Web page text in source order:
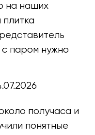
на наших
плитка
с паром нужно
получаса и
понятные